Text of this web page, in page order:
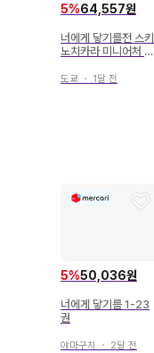
5%64,557원
너에게 닿기를전 스키
노치카라 미니어처 아
도쿄 ・ 1달 전
5%50,036원
너에게 닿기를 1-23
권
야마구치 ・ 2달 전